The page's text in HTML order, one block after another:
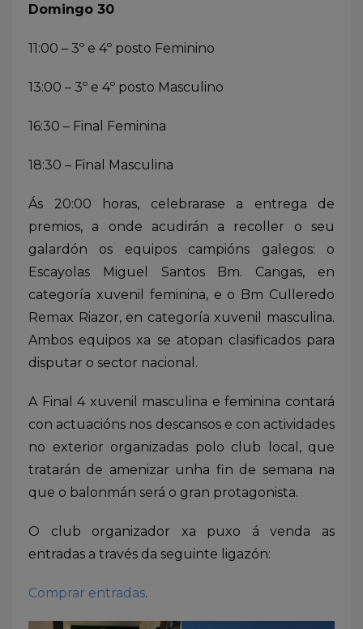
Domingo 30
11:00 – 3º e 4º posto Feminino
13:00 – 3º e 4º posto Masculino
16:30 – Final Feminina
18:30 – Final Masculina
Ás 20:00 horas, celebrarase a entrega de
premios, a onde acudirán a recoller o seu
galardón os equipos campións galegos: o
Escayolas Miguel Santos Bm. Cangas, en
categoría xuvenil feminina, e o Bm Culleredo
Remax Riazor, en categoría xuvenil masculina.
Ambos equipos xa se atopan clasificados para
disputar o sector nacional.
A Final 4 xuvenil masculina e feminina contará
con actuacións nos descansos e con actividades
no exterior organizadas polo club local, que
tratarán de amenizar unha fin de semana na
que o balonmán será o gran protagonista.
O club organizador xa puxo á venda as
entradas a través da seguinte ligazón:
Comprar entradas.